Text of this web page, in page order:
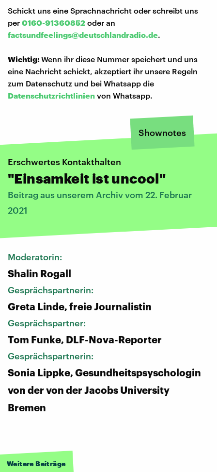
Schickt uns eine Sprachnachricht oder schreibt uns
per 0160-91360852 oder an
factsundfeelings@deutschlandradio.de.
Wichtig:Wenn ihr diese Nummer speichert und uns
eine Nachricht schickt, akzeptiert ihr unsere Regeln
zum Datenschutz und bei Whatsapp die
Datenschutzrichtlinien von Whatsapp.
Shownotes
Erschwertes Kontakthalten
"Einsamkeit ist uncool"
Beitrag aus unserem Archiv vom 22. Februar
2021
Moderatorin:
Shalin Rogall
Gesprächspartnerin:
Greta Linde, freie Journalistin
Gesprächspartner:
Tom Funke, DLF-Nova-Reporter
Gesprächspartnerin:
Sonia Lippke, Gesundheitspsyschologin
von der von der Jacobs University
Bremen
Weitere Beiträge